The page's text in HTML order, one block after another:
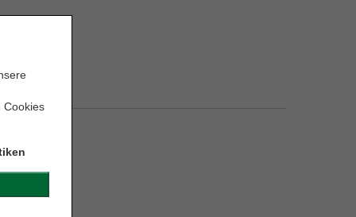
Cookies